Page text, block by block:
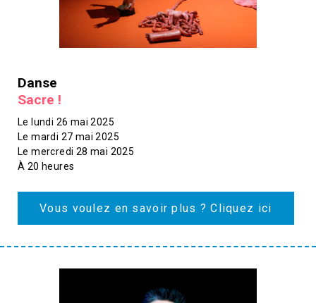
Danse
Sacre !
Le lundi 26 mai 2025
Le mardi 27 mai 2025
Le mercredi 28 mai 2025
À 20 heures
Vous voulez en savoir plus ? Cliquez ici